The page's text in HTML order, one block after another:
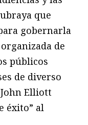
que
gobernarla
de
públicos
de diverso
Elliott
éxito” al